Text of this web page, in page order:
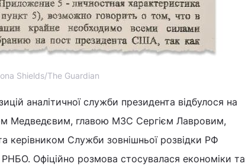
Shields/The Guardian
аналітичної служби президента відбулося на
Медведєвим, главою МЗС Сергієм Лавровим,
керівником Служби зовнішньої розвідки РФ
Офіційно розмова стосувалася економіки та